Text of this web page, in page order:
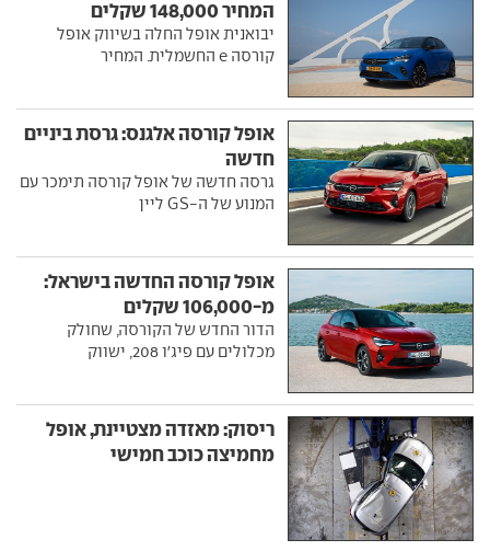
המחיר 148,000 שקלים
יבואנית אופל החלה בשיווק אופל
קורסה e החשמלית. המחיר
אופל קורסה אלגנס: גרסת ביניים
חדשה
גרסה חדשה של אופל קורסה תימכר עם
המנוע של ה-GS ליין
אופל קורסה החדשה בישראל:
מ-106,000 שקלים
הדור החדש של הקורסה, שחולק
מכלולים עם פיג'ו 208, ישווק
ריסוק: מאזדה מצטיינת, אופל
מחמיצה כוכב חמישי